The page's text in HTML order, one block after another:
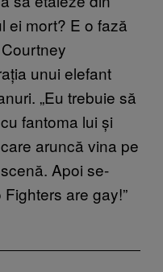
ei mort? E o fază
unui elefant
„Eu trebuie să
fantoma lui și
aruncă vina pe
Apoi se-
are gay!”